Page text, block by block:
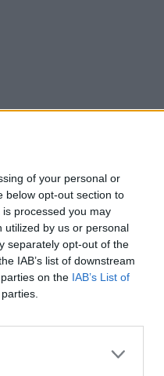
of your personal or
below opt-out section to
processed you may
utilized by us or personal
separately opt-out of the
IAB’s list of downstream
on the IAB’s List of